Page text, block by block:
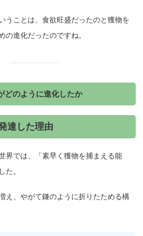
うことは、食欲旺盛だったのと獲物を
の進化だったのですね。
どのように進化したか
達した理由
界では、「素早く獲物を捕まえる能
た。
え、やがて鎌のように折りたためる構